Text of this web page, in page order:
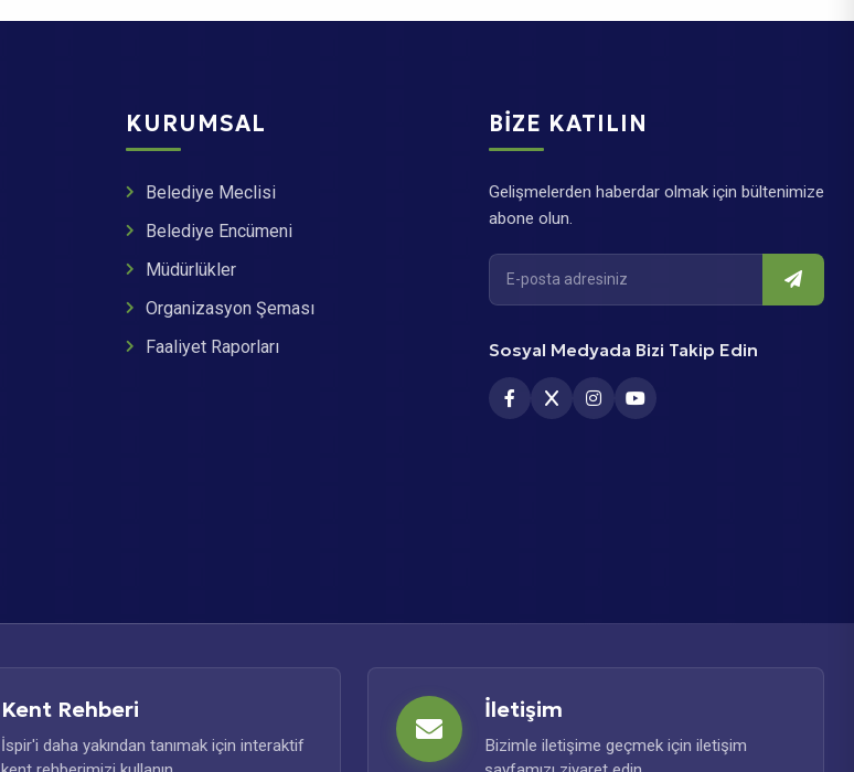
KURUMSAL
Belediye Meclisi
Belediye Encümeni
Müdürlükler
Organizasyon Şeması
Faaliyet Raporları
BIZE KATILIN
Gelişmelerden haberdar olmak için bültenimize
abone olun.
Sosyal Medyada Bizi Takip Edin
Kent Rehberi
İspir'i daha yakından tanımak için interaktif
İletişim
Bizimle iletişime geçmek için iletişim